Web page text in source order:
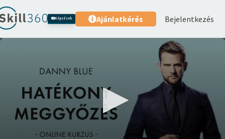
Képzések Ajánlatkérés Bejelentkezés